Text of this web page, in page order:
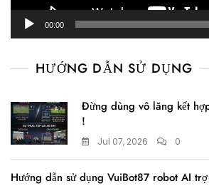
00:00
HƯỚNG DẪN SỬ DỤNG
Đừng dùng vô lăng kết
!
Jul 07, 2026 0
Hướng dẫn sử dụng VuiBot87 robot AI